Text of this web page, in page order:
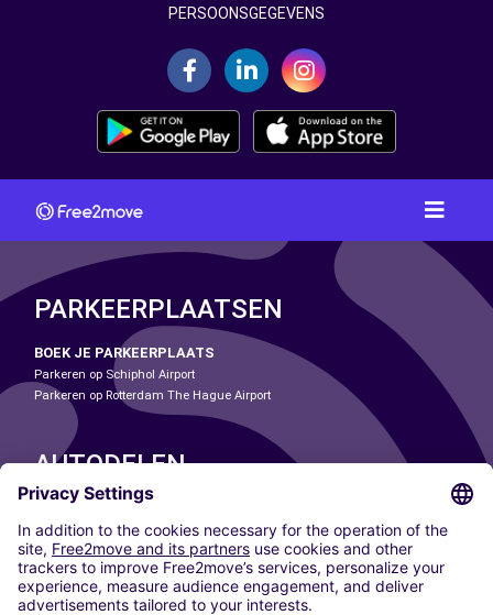
PERSOONSGEGEVENS
PARKEERPLAATSEN
BOEK JE PARKEERPLAATS
Parkeren op Schiphol Airport
Parkeren op Rotterdam The Hague Airport
AUTODELEN
ONZE STEDEN
Paris
Madrid
Washington DC
Milaan